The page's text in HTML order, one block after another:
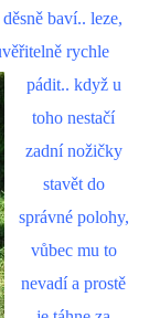
baví.. leze,
rychle
pádit.. když u
toho nestačí
zadní nožičky
stavět do
správné polohy,
vůbec mu to
nevadí a prostě